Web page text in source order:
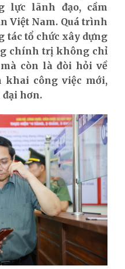
lực lãnh đạo, cầm
Việt Nam. Quá trình
tác tổ chức xây dựng
chính trị không chỉ
còn là đòi hỏi về
khai công việc mới,
đại hơn.